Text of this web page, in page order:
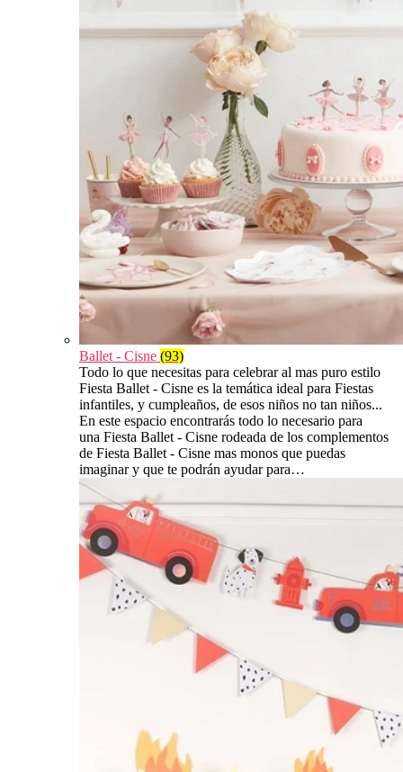
Ballet - Cisne (93)
Todo lo que necesitas para celebrar al mas puro estilo
Fiesta Ballet - Cisne es la temática ideal para Fiestas
infantiles, y cumpleaños, de esos niños no tan niños...
En este espacio encontrarás todo lo necesario para
una Fiesta Ballet - Cisne rodeada de los complementos
de Fiesta Ballet - Cisne mas monos que puedas
imaginar y que te podrán ayudar para…